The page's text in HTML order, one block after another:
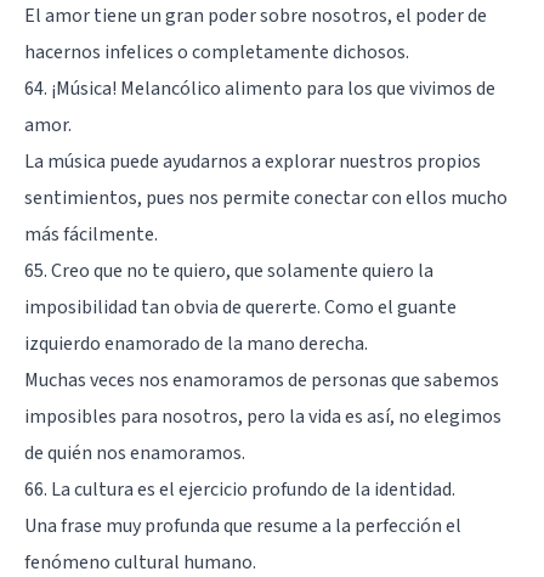
El amor tiene un gran poder sobre nosotros, el poder de
hacernos infelices o completamente dichosos.
64. ¡Música! Melancólico alimento para los que vivimos de
amor.
La música puede ayudarnos a explorar nuestros propios
sentimientos, pues nos permite conectar con ellos mucho
más fácilmente.
65. Creo que no te quiero, que solamente quiero la
imposibilidad tan obvia de quererte. Como el guante
izquierdo enamorado de la mano derecha.
Muchas veces nos enamoramos de personas que sabemos
imposibles para nosotros, pero la vida es así, no elegimos
de quién nos enamoramos.
66. La cultura es el ejercicio profundo de la identidad.
Una frase muy profunda que resume a la perfección el
fenómeno cultural humano.